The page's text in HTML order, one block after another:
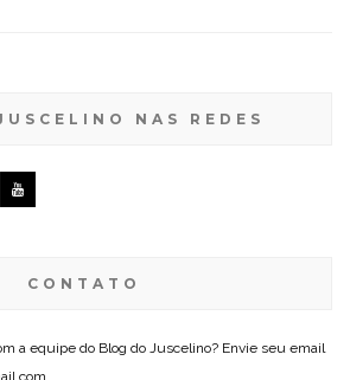
NAS REDES
CONTATO
a equipe do Blog do Juscelino? Envie seu email